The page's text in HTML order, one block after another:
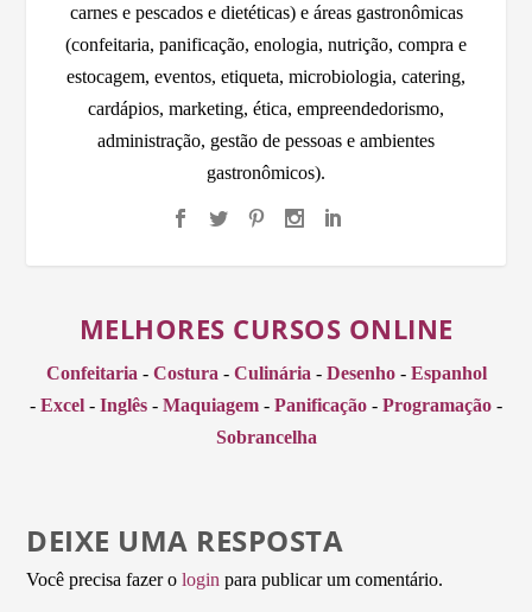
carnes e pescados e dietéticas) e áreas gastronômicas
(confeitaria, panificação, enologia, nutrição, compra e
estocagem, eventos, etiqueta, microbiologia, catering,
cardápios, marketing, ética, empreendedorismo,
administração, gestão de pessoas e ambientes
gastronômicos).
MELHORES CURSOS ONLINE
Confeitaria - Costura - Culinária - Desenho- Espanhol
- Excel - Inglês - Maquiagem - Panificação - Programação -
Sobrancelha
DEIXE UMA RESPOSTA
Você precisa fazer ologin para publicar um comentário.